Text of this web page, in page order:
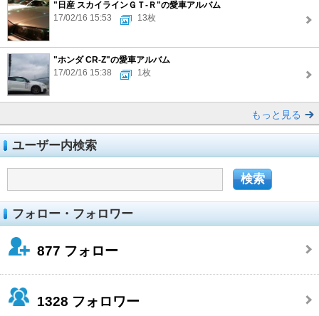
"日産 スカイラインＧＴ‐Ｒ"の愛車アルバム
17/02/16 15:53
13枚
"ホンダ CR-Z"の愛車アルバム
17/02/16 15:38
1枚
もっと見る
ユーザー内検索
フォロー・フォロワー
877 フォロー
1328 フォロワー